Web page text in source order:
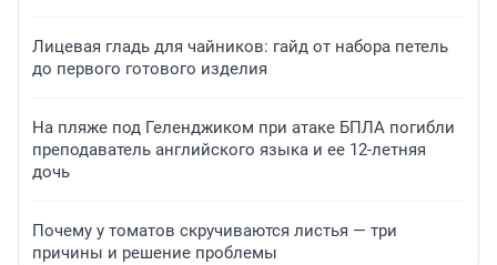
Лицевая гладь для чайников: гайд от набора петель
до первого готового изделия
На пляже под Геленджиком при атаке БПЛА погибли
преподаватель английского языка и ее 12-летняя
дочь
Почему у томатов скручиваются листья — три
причины и решение проблемы